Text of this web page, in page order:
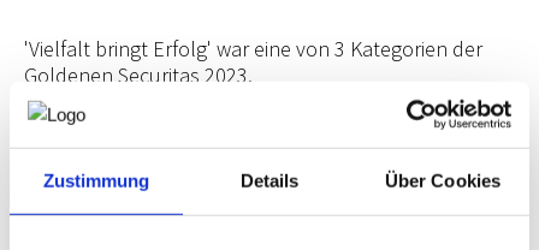
Zustimmung Details Über Cookies
'Vielfalt bringt Erfolg' war eine von 3 Kategorien der
Goldenen Securitas 2023.
5 Top Betriebe
akuteFachkräftemangel
in der Branche. Die Firma sollte
von fachlich hoch qualifizierten Mitarbeitern profitieren,